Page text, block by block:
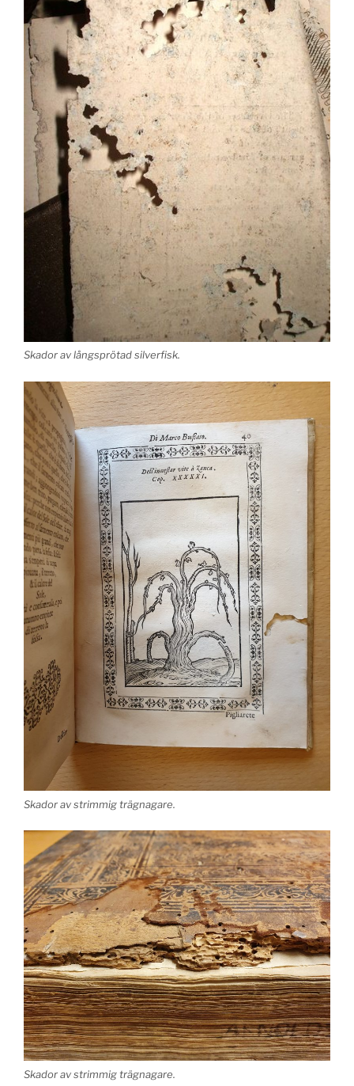
Skador av långsprötad silverfisk.
Skador av strimmig trägnagare.
Skador av strimmig trägnagare.